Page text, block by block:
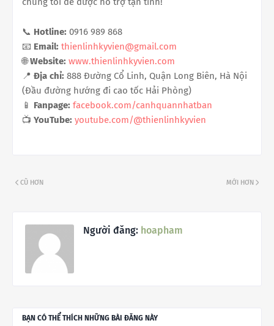
📞 Hotline: 0916 989 868
📧 Email: thienlinhkyvien@gmail.com
🌐Website: www.thienlinhkyvien.com
📍 Địa chỉ: 888 Đường Cổ Linh, Quận Long Biên, Hà Nội
(Đầu đường hướng đi cao tốc Hải Phòng)
📱 Fanpage: facebook.com/canhquannhatban
📺 YouTube: youtube.com/@thienlinhkyvien
MỚI HƠN
CŨ HƠN
Người đăng: hoapham
BẠN CÓ THỂ THÍCH NHỮNG BÀI ĐĂNG NÀY